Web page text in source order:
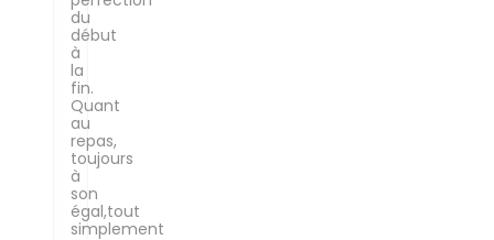
du
début
à
la
fin.
Quant
au
repas,
toujours
à
son
égal,tout
simplement